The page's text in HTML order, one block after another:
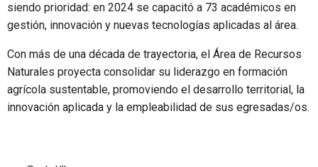
siendo prioridad: en 2024 se capacitó a 73 académicos en
gestión, innovación y nuevas tecnologías aplicadas al área.
Con más de una década de trayectoria, el Área de Recursos
Naturales proyecta consolidar su liderazgo en formación
agrícola sustentable, promoviendo el desarrollo territorial, la
innovación aplicada y la empleabilidad de sus egresadas/os.